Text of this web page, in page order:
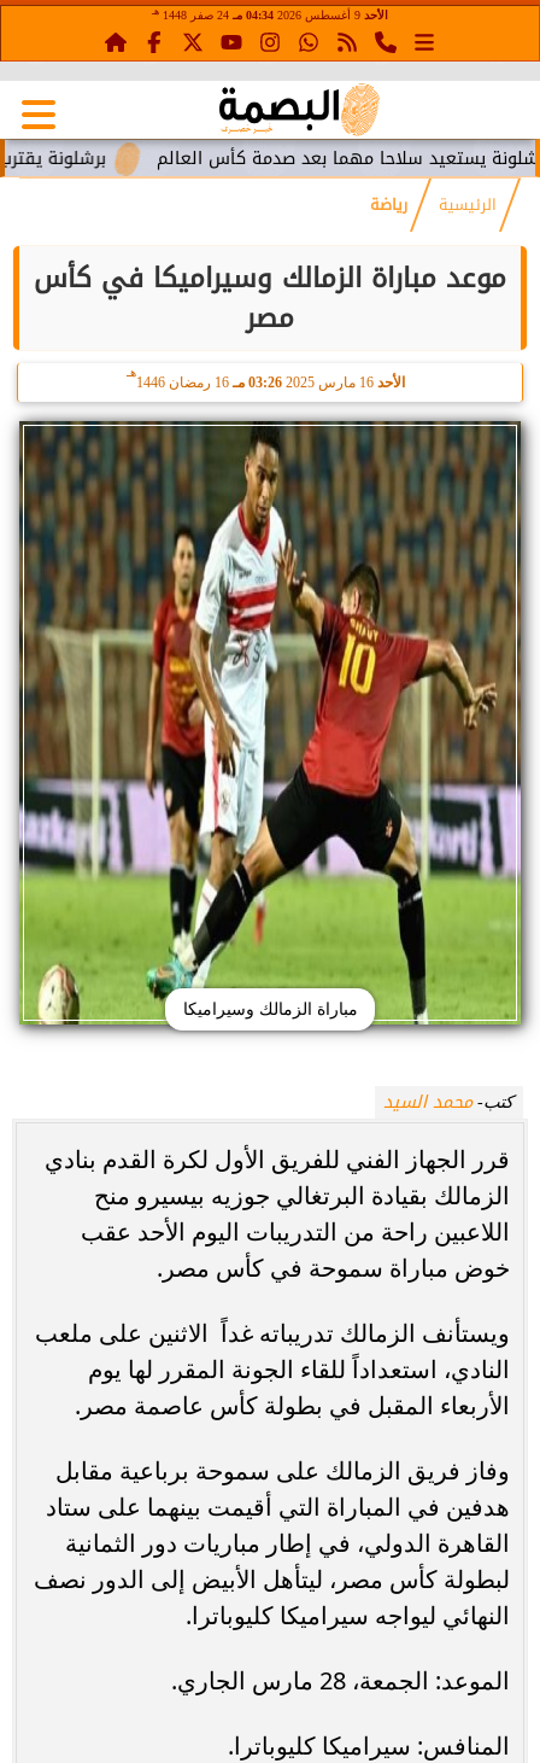
الأحد 04:34 مـ 24 صفر 1448 هـ
برشلونة يقترب من سلاحا مهما بعد صدمة كأس العالم
الرئيسية رياضة
موعد مباراة الزمالك وسيراميكا في كأس
مصر
الأحد 16 مارس 2025 03:26 مـ 16 رمضان 1446
هـ
مباراة الزمالك وسيراميكا
كتب-محمد السيد
قرر الجهاز الفني للفريق الأول لكرة القدم بنادي
الزمالك بقيادة البرتغالي جوزيه بيسيرو منح
اللاعبين راحة من التدريبات اليوم الأحد عقب
خوض مباراة سموحة في كأس مصر.
ويستأنف الزمالك تدريباته غداً الاثنين على ملعب
النادي، استعداداً للقاء الجونة المقرر لها يوم
الأربعاء المقبل في بطولة كأس عاصمة مصر.
وفاز فريق الزمالك على سموحة برباعية مقابل
هدفين في المباراة التي أقيمت بينهما على ستاد
القاهرة الدولي، في إطار مباريات دور الثمانية
لبطولة كأس مصر، ليتأهل الأبيض إلى الدور نصف
النهائي ليواجه سيراميكا كليوباترا.
الموعد: الجمعة، 28 مارس الجاري.
المنافس: سيراميكا كليوباترا.